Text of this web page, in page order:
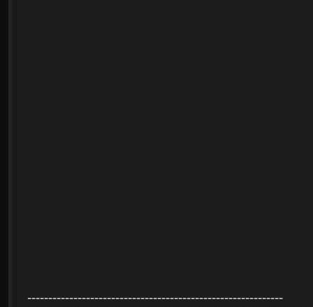
-------------------------------------------------------------